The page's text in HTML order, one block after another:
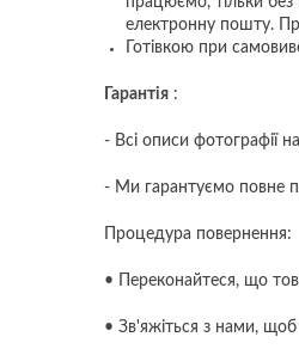
електронну пошту.
Готівкою при
Гарантія :
- Всі описи фотографії
- Ми гарантуємо повне
Процедура повернення:
• Переконайтеся, що
• Зв'яжіться з нами,